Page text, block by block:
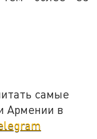
самые
Армении в